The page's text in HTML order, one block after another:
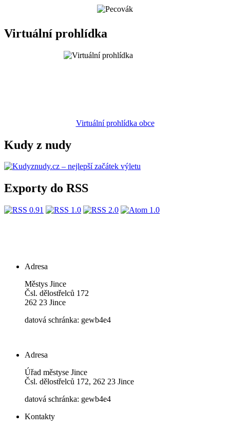
Virtuální prohlídka
Virtuální prohlídka obce
Kudy z nudy
Exporty do RSS
Adresa
Městys Jince
Čsl. dělostřelců 172
262 23 Jince
datová schránka: gewb4e4
Adresa
Úřad městyse Jince
Čsl. dělostřelců 172, 262 23 Jince
datová schránka: gewb4e4
Kontakty